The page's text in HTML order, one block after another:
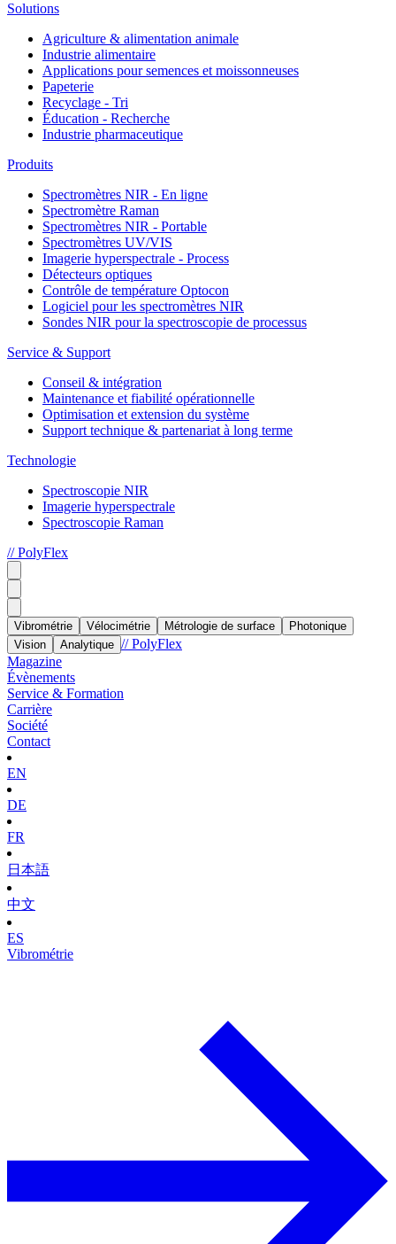
Solutions
Agriculture & alimentation animale
Industrie alimentaire
Applications pour semences et moissonneuses
Papeterie
Recyclage - Tri
Éducation - Recherche
Industrie pharmaceutique
Produits
Spectromètres NIR - En ligne
Spectromètre Raman
Spectromètres NIR - Portable
Spectromètres UV/VIS
Imagerie hyperspectrale - Process
Détecteurs optiques
Contrôle de température Optocon
Logiciel pour les spectromètres NIR
Sondes NIR pour la spectroscopie de processus
Service & Support
Conseil & intégration
Maintenance et fiabilité opérationnelle
Optimisation et extension du système
Support technique & partenariat à long terme
Technologie
Spectroscopie NIR
Imagerie hyperspectrale
Spectroscopie Raman
// PolyFlex
Vibrométrie Vélocimétrie Métrologie de surface
Photonique
Vision
Analytique // PolyFlex
Magazine
Évènements
Service & Formation
Carrière
Société
Contact
EN
DE
FR
日本語
中文
ES
Vibrométrie